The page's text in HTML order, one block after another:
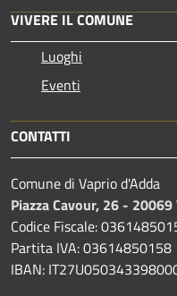
VIVERE IL COMUNE
Luoghi
Eventi
CONTATTI
Comune di Vaprio d'Adda
Piazza Cavour, 26 -
Codice Fiscale:
Partita IVA: 03614850158
IBAN: